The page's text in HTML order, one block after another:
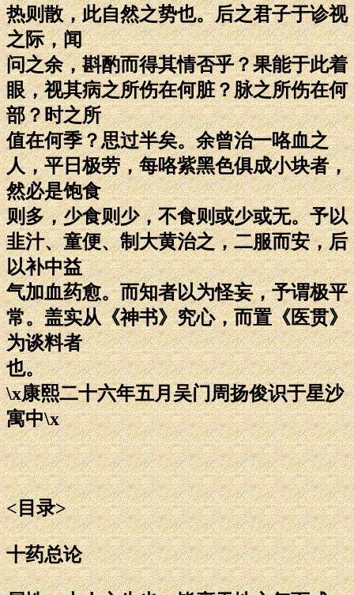
热则散，此自然之势也。后之君子于诊视
之际，闻
问之余，斟酌而得其情否乎？果能于此着
眼，视其病之所伤在何脏？脉之所伤在何
部？时之所
值在何季？思过半矣。余曾治一咯血之
人，平日极劳，每咯紫黑色俱成小块者，
然必是饱食
则多，少食则少，不食则或少或无。予以
韭汁、童便、制大黄治之，二服而安，后
以补中益
气加血药愈。而知者以为怪妄，予谓极平
常。盖实从《神书》究心，而置《医贯》
为谈料者
也。
\x康熙二十六年五月吴门周扬俊识于星沙
寓中\x
<目录>
十药总论